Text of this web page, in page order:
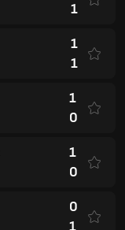
1
1
1
1
0
1
0
0
1